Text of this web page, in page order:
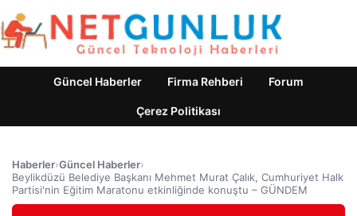
Güncel Haberler Firma Rehberi Forum
Çerez Politikası
Haberler›Güncel Haberler›
Beylikdüzü Belediye Başkanı Mehmet Murat Çalık, Cumhuriyet Halk
Partisi'nin Eğitim Maratonu etkinliğinde konuştu – GÜNDEM